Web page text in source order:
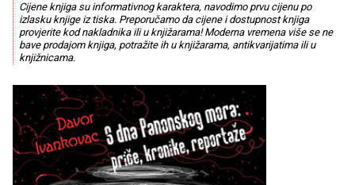
Cijene knjiga su informativnog karaktera, navodimo prvu cijenu po
izlasku knjige iz tiska. Preporučamo da cijene i dostupnost knjiga
provjerite kod nakladnika ili u knjižarama! Moderna vremena više se ne
bave prodajom knjiga, potražite ih u knjižarama, antikvarijatima ili u
knjižnicama.